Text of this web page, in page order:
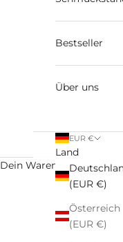
Bestseller
Über uns
EUR €
Land
(EUR €)
Österreich
(EUR €)
Dein Warenkorb
Unsere